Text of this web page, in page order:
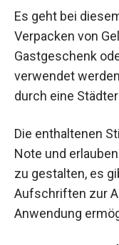
Es geht bei
Verpacken von
Gastgeschenk
verwendet
durch eine
Die enthaltenen
Note und
zu gestalten, es
Aufschriften zur
Anwendung